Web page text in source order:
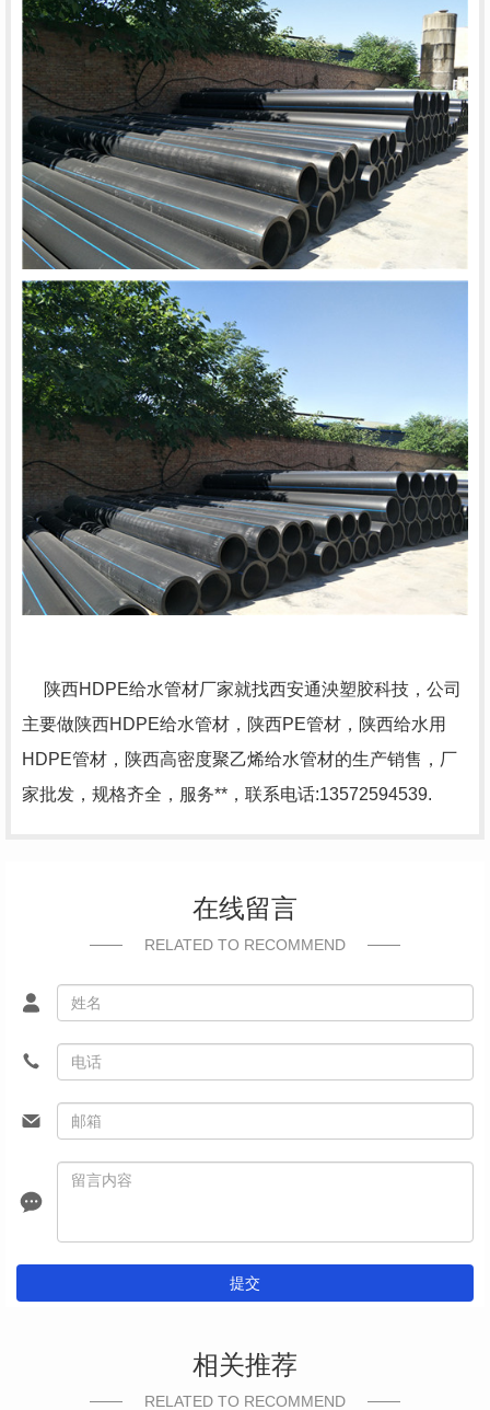
陕西HDPE给水管材厂家就找西安通泱塑胶科技，公司
主要做陕西HDPE给水管材，陕西PE管材，陕西给水用
HDPE管材，陕西高密度聚乙烯给水管材的生产销售，厂
家批发，规格齐全，服务**，联系电话:13572594539.
在线留言
RELATED TO RECOMMEND
提交
相关推荐
RELATED TO RECOMMEND